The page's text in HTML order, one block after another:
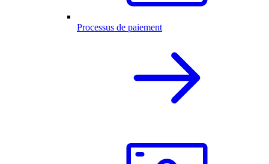
Processus de paiement